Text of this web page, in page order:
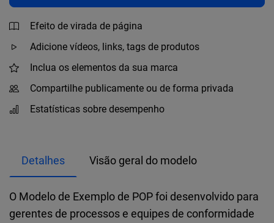
Efeito de virada de página
Adicione vídeos, links, tags de produtos
Inclua os elementos da sua marca
Compartilhe publicamente ou de forma privada
Estatísticas sobre desempenho
Detalhes Visão geral do modelo
O Modelo de Exemplo de POP foi desenvolvido para
gerentes de processos e equipes de conformidade